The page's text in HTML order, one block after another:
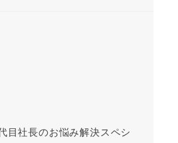
目社長のお悩み解決スペシ